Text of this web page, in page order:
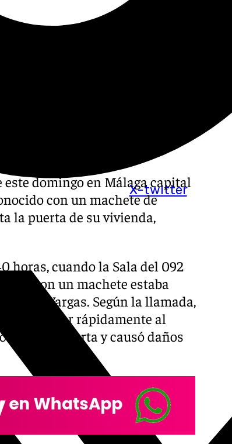
X-twitter
este domingo en Málaga capital
con un machete de
la puerta de su vivienda,
horas, cuando la Sala del 092
con un machete estaba
Vargas. Según la llamada,
al acceder rápidamente al
hasta la puerta y causó daños